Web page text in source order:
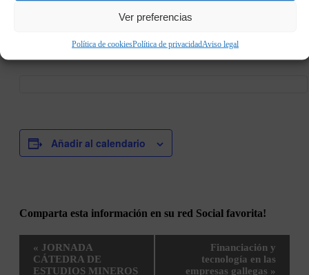
Ver preferencias
Política de cookiesPolítica de privacidadAviso legal
» Hora Inicio-Fin:
Añadir al calendario
Comparta esta información en su red Social favorita!
electrónico
Navegación
del
Evento
« JORNADA
CÁTEDRA DE
ESTUDIOS MINEROS
Financiación y
tecnología en las
empresas gallegas »